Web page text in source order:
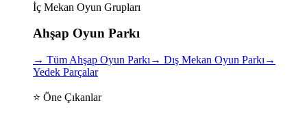
İç Mekan Oyun Grupları
Ahşap Oyun Parkı
→ Tüm Ahşap Oyun Parkı → Dış Mekan Oyun Parkı →
Yedek Parçalar
⭐ Öne Çıkanlar